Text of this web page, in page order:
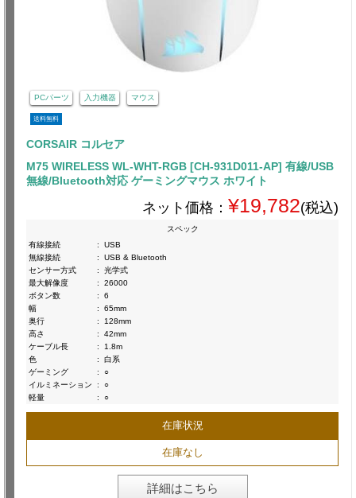
PCパーツ 入力機器 マウス
送料無料
CORSAIR コルセア
M75 WIRELESS WL-WHT-RGB [CH-931D011-AP] 有線/USB
無線/Bluetooth対応 ゲーミングマウス ホワイト
ネット価格： ¥19,782(税込)
スペック
有線接続
:
USB
無線接続
:
USB & Bluetooth
センサー方式
:
光学式
最大解像度
:
26000
ボタン数
:
6
幅
:
65mm
奥行
:
128mm
高さ
:
42mm
ケーブル長
:
1.8m
色
:
白系
ゲーミング
:
○
イルミネーション
:
○
軽量
: ○
在庫状況
在庫なし
詳細はこちら